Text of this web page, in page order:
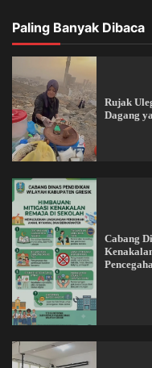
Paling Banyak Dibaca
Rujak
Dagang
Cabang